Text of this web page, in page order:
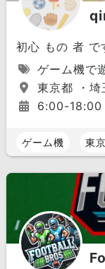
初心 もの 者 で
ゲーム機で
東京都 ・
6:00-18:00
ゲーム機 東